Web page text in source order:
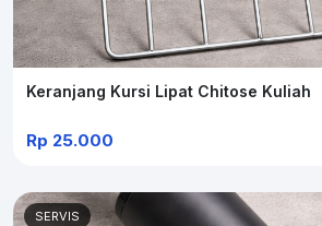
Keranjang Kursi Lipat Chitose Kuliah
Rp 25.000
SERVIS